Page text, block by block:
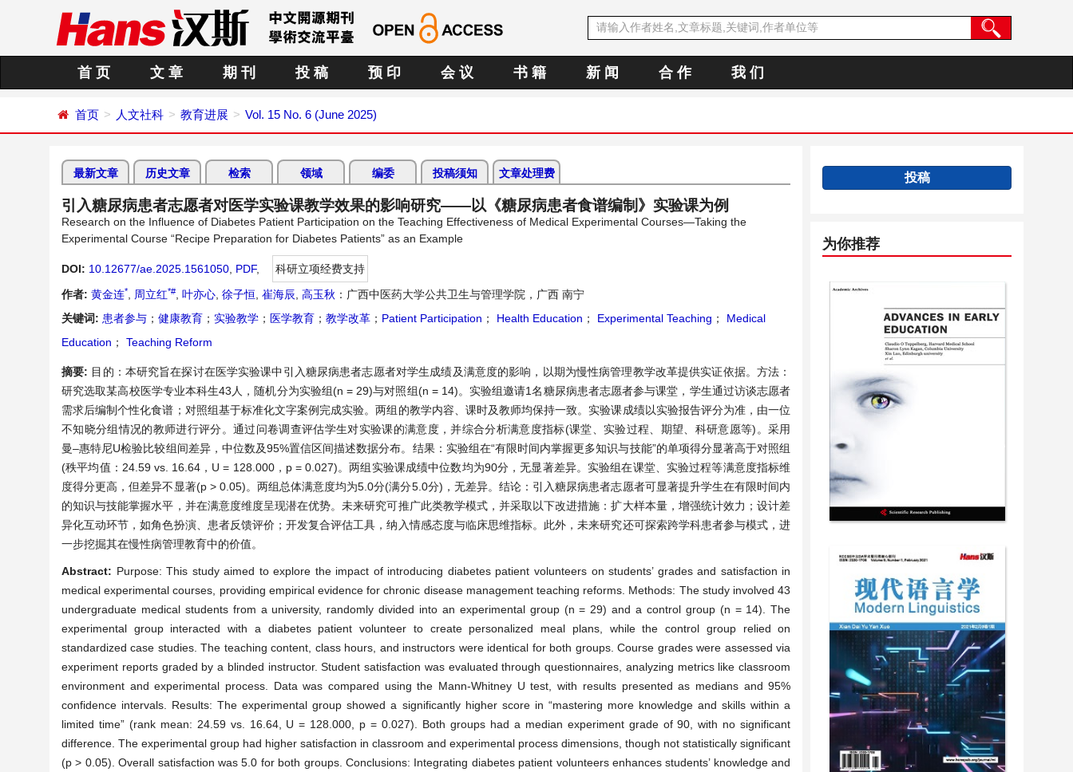
首 页 文 章 期 刊 投 稿 预 印 会 议 书 籍 新 闻 合 作 我 们
首页 人文社科 教育进展 Vol. 15 No. 6 (June 2025)
最新文章 历史文章 检索 领域 编委 投稿须知 文章处理费
引入糖尿病患者志愿者对医学实验课教学效果的影响研究——以《糖尿病患者食谱编制》实验课为例
Research on the Influence of Diabetes Patient Participation on the Teaching Effectiveness of Medical Experimental Courses—Taking the
Experimental Course “Recipe Preparation for Diabetes Patients” as an Example
DOI: 10.12677/ae.2025.1561050 PDF,
科研立项经费支持
作者: 黄金连* 周立红*# 叶亦心 徐子恒 崔海辰 高玉秋 ：广西中医药大学公共卫生与管理学院，广西 南宁
关键词: 患者参与 ； 健康教育 ； 实验教学 ； 医学教育 ； 教学改革 ； Patient Participation ； Health Education ； Experimental Teaching ；
Medical
Education ； Teaching Reform
摘要: 目的：本研究旨在探讨在医学实验课中引入糖尿病患者志愿者对学生成绩及满意度的影响，以期为慢性病管理教学改革提供实证依据。方法：
研究选取某高校医学专业本科生43人，随机分为实验组(n = 29)与对照组(n = 14)。实验组邀请1名糖尿病患者志愿者参与课堂，学生通过访谈志愿者
需求后编制个性化食谱；对照组基于标准化文字案例完成实验。两组的教学内容、课时及教师均保持一致。实验课成绩以实验报告评分为准，由一位
不知晓分组情况的教师进行评分。通过问卷调查评估学生对实验课的满意度，并综合分析满意度指标(课堂、实验过程、期望、科研意愿等)。采用
曼–惠特尼U检验比较组间差异，中位数及95%置信区间描述数据分布。结果：实验组在“有限时间内掌握更多知识与技能”的单项得分显著高于对照组
(秩平均值：24.59 vs. 16.64，U = 128.000，p = 0.027)。两组实验课成绩中位数均为90分，无显著差异。实验组在课堂、实验过程等满意度指标维
度得分更高，但差异不显著(p > 0.05)。两组总体满意度均为5.0分(满分5.0分)，无差异。结论：引入糖尿病患者志愿者可显著提升学生在有限时间内
的知识与技能掌握水平，并在满意度维度呈现潜在优势。未来研究可推广此类教学模式，并采取以下改进措施：扩大样本量，增强统计效力；设计差
异化互动环节，如角色扮演、患者反馈评价；开发复合评估工具，纳入情感态度与临床思维指标。此外，未来研究还可探索跨学科患者参与模式，进
一步挖掘其在慢性病管理教育中的价值。
Abstract: Purpose: This study aimed to explore the impact of introducing diabetes patient volunteers on students’ grades and satisfaction in
medical experimental courses, providing empirical evidence for chronic disease management teaching reforms. Methods: The study involved 43
undergraduate medical students from a university, randomly divided into an experimental group (n = 29) and a control group (n = 14). The
experimental group interacted with a diabetes patient volunteer to create personalized meal plans, while the control group relied on
standardized case studies. The teaching content, class hours, and instructors were identical for both groups. Course grades were assessed via
experiment reports graded by a blinded instructor. Student satisfaction was evaluated through questionnaires, analyzing metrics like classroom
environment and experimental process. Data was compared using the Mann-Whitney U test, with results presented as medians and 95%
confidence intervals. Results: The experimental group showed a significantly higher score in “mastering more knowledge and skills within a
limited time” (rank mean: 24.59 vs. 16.64, U = 128.000, p = 0.027). Both groups had a median experiment grade of 90, with no significant
difference. The experimental group had higher satisfaction in classroom and experimental process dimensions, though not statistically significant
(p > 0.05). Overall satisfaction was 5.0 for both groups. Conclusions: Integrating diabetes patient volunteers enhances students’ knowledge and
投稿
为你推荐